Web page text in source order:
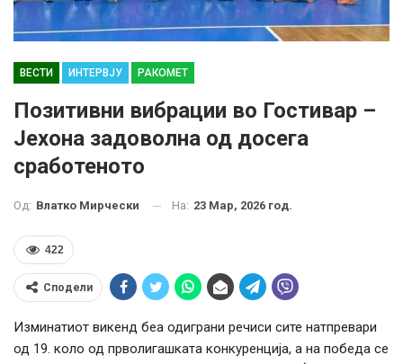
ВЕСТИ ИНТЕРВЈУ РАКОМЕТ
Позитивни вибрации во Гостивар –
Јехона задоволна од досега
сработеното
Од: Влатко Мирчески На: 23 Мар, 2026 год.
422
Сподели
Изминатиот викенд беа одиграни речиси сите натпревари
од 19. коло од прволигашката конкуренција, а на победа се